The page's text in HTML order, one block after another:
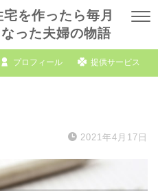
を作ったら毎月
った夫婦の物語
プロフィール 提供サービス
2021年4月17日